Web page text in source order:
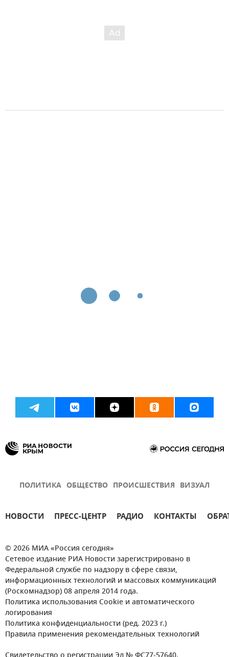
ПОЛИТИКА ОБЩЕСТВО ПРОИСШЕСТВИЯ ВИЗУАЛ
НОВОСТИ ПРЕСС-ЦЕНТР РАДИО КОНТАКТЫ
© 2026 МИА «Россия сегодня»
Сетевое издание РИА Новости зарегистрировано в
Федеральной службе по надзору в сфере связи,
информационных технологий и массовых коммуникаций
(Роскомнадзор) 08 апреля 2014 года.
Политика использования Cookie и автоматического
логирования
Политика конфиденциальности (ред. 2023 г.)
Правила применения рекомендательных технологий